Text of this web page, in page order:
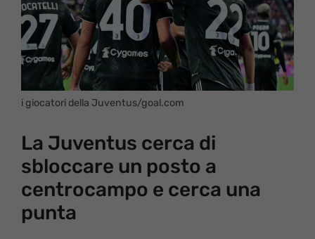
i giocatori della Juventus/goal.com
La Juventus cerca di
sbloccare un posto a
centrocampo e cerca una
punta